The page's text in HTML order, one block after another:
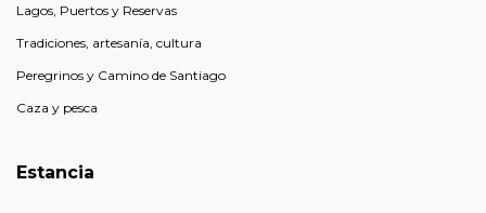
Lagos, Puertos y Reservas
Tradiciones, artesanía, cultura
Peregrinos y Camino de Santiago
Caza y pesca
Estancia